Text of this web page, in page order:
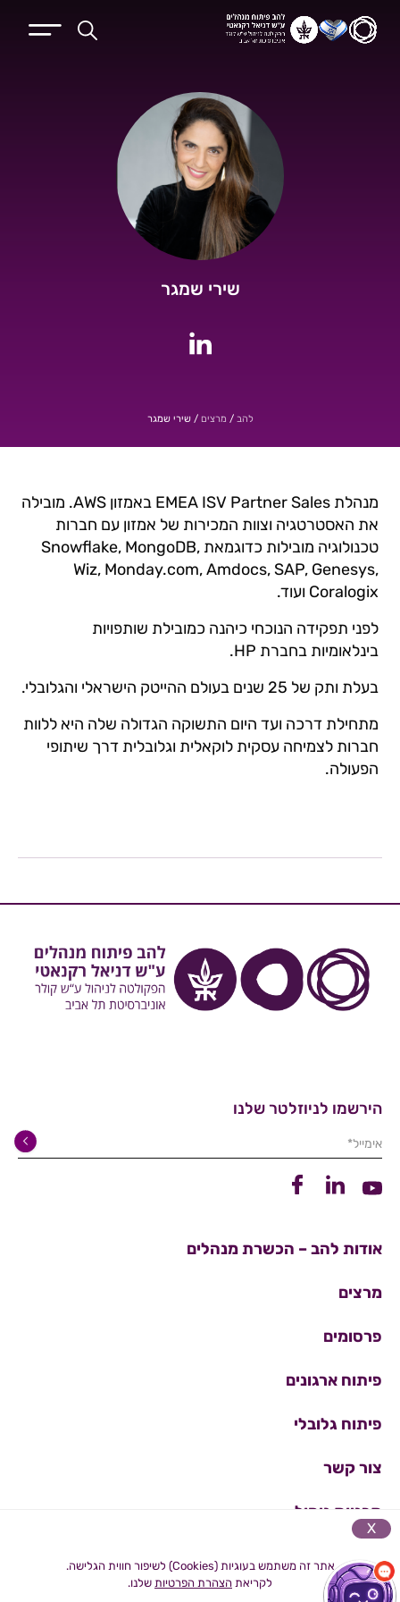
X
אתר זה משתמש בעוגיות (Cookies) לשיפור חווית הגלישה.
לקריאת הצהרת הפרטיות שלנו.
שירי שמגר
לחשבון הלינקדין של שירי שמגר
להב / מרצים /שירי שמגר
מנהלת EMEA ISV Partner Sales באמזון AWS. מובילה
את האסטרטגיה וצוות המכירות של אמזון עם חברות
טכנולוגיה מובילות כדוגמאת Snowflake, MongoDB,
Wiz, Monday.com, Amdocs, SAP, Genesys,
Coralogix ועוד.
לפני תפקידה הנוכחי כיהנה כמובילת שותפויות
בינלאומיות בחברת HP.
בעלת ותק של 25 שנים בעולם ההייטק הישראלי והגלובלי.
מתחילת דרכה ועד היום התשוקה הגדולה שלה היא ללוות
חברות לצמיחה עסקית לוקאלית וגלובלית דרך שיתופי
הפעולה.
הירשמו לניוזלטר שלנו
אימייל*
קישור ליוטיובקישור ללינקדיןקישור לפייסבוק
אודות להב – הכשרת מנהלים
מרצים
פרסומים
פיתוח ארגונים
פיתוח גלובלי
צור קשר
תכניות ניהול